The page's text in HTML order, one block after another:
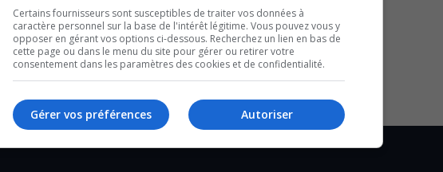
vous incontournables pour connaître tout
sur l’heure du lunch et un de 28
un tour d’horizon complet de ce qui a
Certains fournisseurs sont susceptibles de traiter vos données à
caractère personnel sur la base de l'intérêt légitime. Vous pouvez vous y
opposer en gérant vos options ci-dessous. Recherchez un lien en bas de
cette page ou dans le menu du site pour gérer ou retirer votre
consentement dans les paramètres des cookies et de confidentialité.
Autoriser
Gérer vos préférences